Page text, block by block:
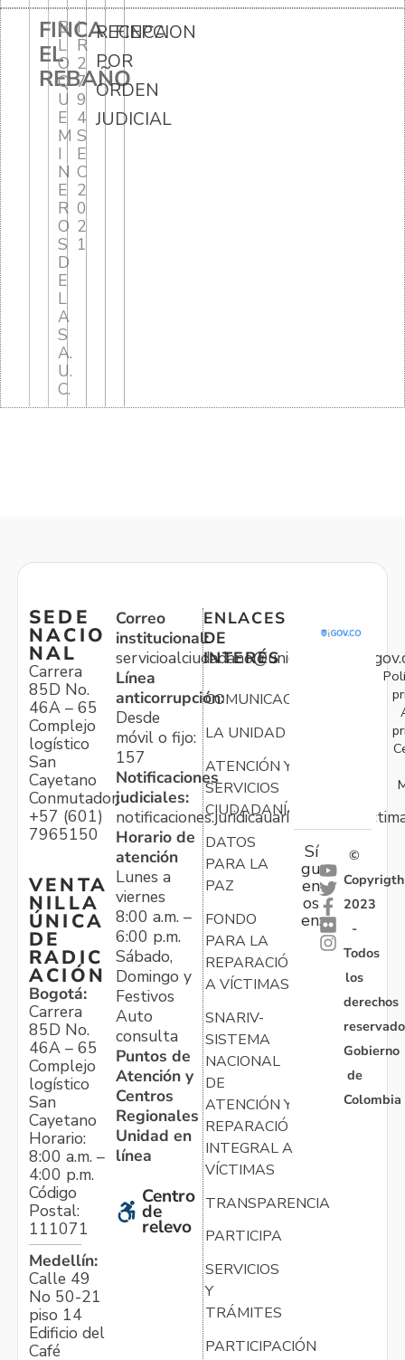
FINCA
EL
REBAÑO
B
L
O
Q
U
E
M
I
N
E
R
O
S
D
E
L
A
S
A.
U.
C.
I
R
2
7
9
4
S
E
C
2
0
2
1
RECEPCION
POR
ORDEN
JUDICIAL
FINCA
SEDE
NACIO
NAL
Carrera
85D No.
46A – 65
Complejo
logístico
San
Cayetano
Conmutador:
+57 (601)
7965150
VENTA
NILLA
ÚNICA
DE
RADIC
ACIÓN
Bogotá:
Carrera
85D No.
46A – 65
Complejo
logístico
San
Cayetano
Horario:
8:00 a.m. –
4:00 p.m.
Código
Postal:
111071
Medellín:
Calle 49
No 50-21
piso 14
Edificio del
Café
Correo
institucional:
Línea
anticorrupción:
Desde
móvil o fijo:
157
Notificaciones
judiciales:
Horario de
atención
Lunes a
viernes
8:00 a.m. –
6:00 p.m.
Sábado,
Domingo y
Festivos
Auto
consulta
Puntos de
Atención y
Centros
Regionales
Unidad en
línea
Centro
de
relevo
ENLACES
DE
INTERÉS
COMUNICACIONES
LA UNIDAD
ATENCIÓN Y
SERVICIOS
CIUDADANÍA
DATOS
PARA LA
PAZ
FONDO
PARA LA
REPARACIÓN
A VÍCTIMAS
SNARIV-
SISTEMA
NACIONAL
DE
ATENCIÓN Y
REPARACIÓN
INTEGRAL A
VÍCTIMAS
TRANSPARENCIA
PARTICIPA
SERVICIOS
Y
TRÁMITES
PARTICIPACIÓN
Sí
gu
en
os
en:
©
Copyrigth
2023
-
Todos
los
derechos
Gobierno
de
Colombia